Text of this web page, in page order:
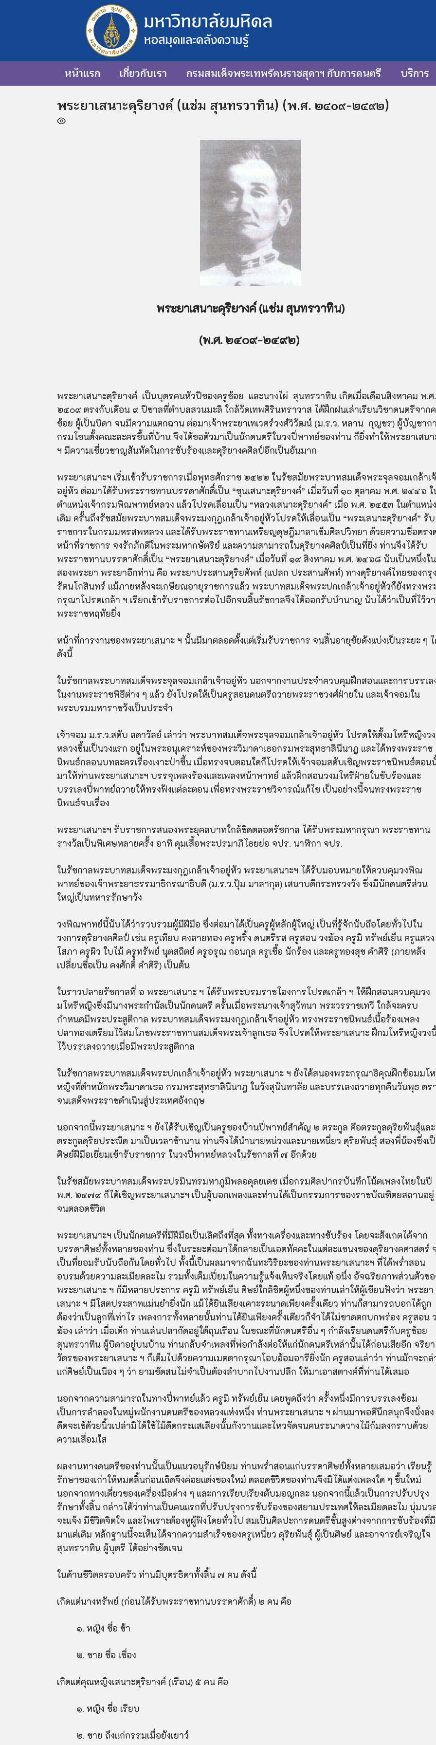
หน้าแรก เกี่ยวกับเรา กรมสมเด็จพระเทพรัตนราชสุดาฯ กับการดนตรี บริการ
พระยาเสนาะดุริยางค์ (แช่ม สุนทรวาทิน) (พ.ศ. ๒๔๐๙-๒๔๙๒)
พระยาเสนาะดุริยางค์ (แช่ม สุนทรวาทิน)
(พ.ศ. ๒๔๐๙-๒๔๙๒)
พระยาเสนาะดุริยางค์ เป็นบุตรคนหัวปีของครูช้อย และนางไผ่ สุนทรวาทิน เกิดเมื่อเดือนสิงหาคม พ.ศ.
๒๔๐๙ ตรงกับเดือน ๙ ปีขาลที่ตำบลสวนมะลิ ใกล้วัดเทพศิรินทราวาส ได้ฝึกฝนเล่าเรียนวิชาดนตรีจาก
ช้อย ผู้เป็นบิดา จนมีความแตกฉาน ต่อมาเจ้าพระยาเทเวศร์วงศ์วิวัฒน์ (ม.ร.ว. หลาน กุญชร) ผู้บัญชาก
กรมโขนตั้งคณะละครขึ้นที่บ้าน จึงได้ขอตัวมาเป็นนักดนตรีในวงปี่พาทย์ของท่าน ก็ยิ่งทำให้พระยาเสนา
ฯ มีความเชี่ยวชาญสันทัดในการขับร้องและดุริยางคศิลป์อีกเป็นอันมาก
พระยาเสนาะฯ เริ่มเข้ารับราชการเมื่อพุทธศักราช ๒๔๒๒ ในรัชสมัยพระบาทสมเด็จพระจุลจอมเกล้าเ
อยู่หัว ต่อมาได้รับพระราชทานบรรดาศักดิ์เป็น “ขุนเสนาะดุริยางค์” เมื่อวันที่ ๑๐ ตุลาคม พ.ศ. ๒๔๔๖ ใ
ตำแหน่งเจ้ากรมพิณพาทย์หลวง แล้วโปรดเลื่อนเป็น “หลวงเสนาะดุริยางค์” เมื่อ พ.ศ. ๒๔๕๓ ในตำแหน่ง
เดิม ครั้นถึงรัชสมัยพระบาทสมเด็จพระมงกุฎเกล้าเจ้าอยู่หัวโปรดให้เลื่อนเป็น “พระเสนาะดุริยางค์” รับ
ราชการในกรมมหรสพหลวง และได้รับพระราชทานเหรียญดุษฎีมาลาเข็มศิลปวิทยา ด้วยความซื่อตรง
หน้าที่ราชการ จงรักภักดีในพระมหากษัตริย์ และความสามารถในดุริยางคศิลป์เป็นที่ยิ่ง ท่านจึงได้รับ
พระราชทานบรรดาศักดิ์เป็น “พระยาเสนาะดุริยางค์” เมื่อวันที่ ๑๙ สิงหาคม พ.ศ. ๒๔๖๘ นับเป็นหนึ่งใน
สองพระยา พระยาอีกท่าน คือ พระยาประสานดุริยศัพท์ (แปลก ประสานศัพท์) ทางดุริยางค์ไทยของกรุ
รัตนโกสินทร์ แม้ภายหลังจะเกษียณอายุราชการแล้ว พระบาทสมเด็จพระปกเกล้าเจ้าอยู่หัวก็ยังทรงพร
กรุณาโปรดเกล้า ฯ เรียกเข้ารับราชการต่อไปอีกจนสิ้นรัชกาลจึงได้ออกรับบำนาญ นับได้ว่าเป็นที่ไว้ว
พระราชหฤทัยยิ่ง
หน้าที่การงานของพระยาเสนาะ ฯ นั้นมีมาตลอดตั้งแต่เริ่มรับราชการ จนสิ้นอายุขัยดังแบ่งเป็นระยะ ๆ
ดังนี้
ในรัชกาลพระบาทสมเด็จพระจุลจอมเกล้าเจ้าอยู่หัว นอกจากงานประจำควบคุมฝึกสอนและการบรรเล
ในงานพระราชพิธีต่าง ๆ แล้ว ยังโปรดให้เป็นครูสอนดนตรีถวายพระราชวงศ์ฝ่ายใน และเจ้าจอมใน
พระบรมมหาราชวังเป็นประจำ
เจ้าจอม ม.ร.ว.สดับ ลดาวัลย์ เล่าว่า พระบาทสมเด็จพระจุลจอมเกล้าเจ้าอยู่หัว โปรดให้ตั้งมโหรีหญิงวง
หลวงขึ้นเป็นวงแรก อยู่ในพระอนุเคราะห์ของพระวิมาดาเธอกรมพระสุทธาสินีนาฎ และได้ทรงพระราช
นิพนธ์กลอนบทละครเรื่องเงาะป่าขึ้น เมื่อทรงจบตอนใดก็โปรดให้เจ้าจอมสดับเชิญพระราชนิพนธ์ตอน
มาให้ท่านพระยาเสนาะฯ บรรจุเพลงร้องและเพลงหน้าพาทย์ แล้วฝึกสอนวงมโหรีฝ่ายในขับร้องและ
บรรเลงปี่พาทย์ถวายให้ทรงฟังแต่ละตอน เพื่อทรงพระราชวิจารณ์แก้ไข เป็นอย่างนี้จนทรงพระราช
นิพนธ์จบเรื่อง
พระยาเสนาะฯ รับราชการสนองพระยุคลบาทใกล้ชิดตลอดรัชกาล ได้รับพระมหากรุณา พระราชทาน
รางวัลเป็นพิเศษหลายครั้ง อาทิ ดุมเสี้อพระปรมาภิไธยย่อ จปร. นาฬิกา จปร.
ในรัชกาลพระบาทสมเด็จพระมงกุฎเกล้าเจ้าอยู่หัว พระยาเสนาะฯ ได้รับมอบหมายให้ควบคุมวงพิณ
พาทย์ของเจ้าพระยาธรรมาธิกรณาธิบดี (ม.ร.ว.ปุ้ม มาลากุล) เสนาบดีกระทรวงวัง ซึ่งมีนักดนตรีส่วน
ใหญ่เป็นทหารรักษาวัง
วงพิณพาทย์นี้นับได้ว่ารวบรวมผู้มีฝีมือ ซึ่งต่อมาได้เป็นครูผู้หลักผู้ใหญ่ เป็นที่รู้จักนับถือโดยทั่วไปใน
วงการดุริยางคศิลป์ เช่น ครูเทียบ คงลายทอง ครูพริ้ง ดนตรีรส ครูสอน วงฆ้อง ครูมิ ทรัพย์เย็น ครูแสวง
โสภา ครูผิว ใบไม้ ครูทรัพย์ นุตสถิตย์ ครูอรุณ กอนกุล ครูเชื้อ นักร้อง และครูทองสุข คำศิริ (ภายหลัง
เปลี่ยนชื่อเป็น คงศักดิ์ คำศิริ) เป็นต้น
ในราวปลายรัชกาลที่ ๖ พระยาเสนาะ ฯ ได้รับพระบรมราชโองการโปรดเกล้า ฯ ให้ฝึกสอนควบคุมวง
มโหรีหญิงซึ่งมีนางพระกำนัลเป็นนักดนตรี ครั้นเมื่อพระนางเจ้าสุวัทนา พระวรราชเทวี ใกล้จะครบ
กำหนดมีพระประสูติกาล พระบาทสมเด็จพระมงกุฎเกล้าเจ้าอยู่หัว ทรงพระราชนิพนธ์เนื้อร้องเพลง
ปลาทองเตรียมไว้สมโภชพระราชทานสมเด็จพระเจ้าลูกเธอ จึงโปรดให้พระยาเสนาะ ฝึกมโหรีหญิงวง
ไว้บรรเลงถวายเมื่อมีพระประสูติกาล
ในรัชกาลพระบาทสมเด็จพระปกเกล้าเจ้าอยู่หัว พระยาเสนาะ ฯ ยังได้สนองพระกรุณาธิคุณฝึกซ้อมมโ
หญิงที่ตำหนักพระวิมาดาเธอ กรมพระสุทธาสินีนาฎ ในวังสุนันทาลัย และบรรเลงถวายทุกคืนวันพุธ ตร
จนเสด็จพระราชดำเนินสู่ประเทศอังกฤษ
นอกจากนี้พระยาเสนาะ ฯ ยังได้รับเชิญเป็นครูของบ้านปี่พาทย์สำคัญ ๒ ตระกูล คือตระกูลดุริยพันธุ์และ
ตระกูลดุริยประณีต มาเป็นเวลาช้านาน ท่านจึงได้นำนายหน่วงและนายเหนี่ยว ดุริยพันธุ์ สองพี่น้องซึ่งเ
ศิษย์ฝีมือเยี่ยมเข้ารับราชการ ในวงปี่พาทย์หลวงในรัชกาลที่ ๗ อีกด้วย
ในรัชสมัยพระบาทสมเด็จพระปรมินทรมหาภูมิพลอดุลยเดช เมื่อกรมศิลปากรบันทึกโน้ตเพลงไทยในปี
พ.ศ. ๒๔๗๙ ก็ได้เชิญพระยาเสนาะฯ เป็นผู้บอกเพลงและท่านได้เป็นกรรมการของราชบัณฑิตยสถานอยู่
จนตลอดชีวิต
พระยาเสนาะฯ เป็นนักดนตรีที่มีฝีมือเป็นเลิศถึงที่สุด ทั้งทางเครื่องและทางขับร้อง โดยจะสังเกตได้จาก
บรรดาศิษย์ทั้งหลายของท่าน ซึ่งในระยะต่อมาได้กลายเป็นเอตทัคคะในแต่ละแขนงของดุริยางคศาสตร์
เป็นที่ยอมรับนับถือกันโดยทั่วไป ทั้งนี้เป็นผลมาจากฉันทะวิริยะของท่านพระยาเสนาะฯ ที่ได้พร่ำสอน
อบรมด้วยความละเมียดละไม รวมทั้งเต็มเปี่ยมในความรู้แจ้งเห็นจริงโดยแท้ อนึ่ง อัจฉริยภาพส่วนตัวข
พระยาเสนาะ ฯ ก็มีหลายประการ ครูมิ ทรัพย์เย็น ศิษย์ใกล้ชิดผู้หนึ่งของท่านเล่าให้ผู้เขียนฟังว่า พระยา
เสนาะ ฯ มีโสตประสาทแม่นยำยิ่งนัก แม้ได้ยินเสียงเคาะระนาดเพียงครั้งเดียว ท่านก็สามารถบอกได้ถูก
ต้องว่าเป็นลูกที่เท่าไร เพลงการทั้งหลายนั้นท่านได้ยินเพียงครั้งเดียวก็จำได้ไม่ขาดตกบกพร่อง ครูสอน
ฆ้อง เล่าว่า เมื่อเด็ก ท่านเล่นปลากัดอยู่ใต้ถุนเรือน ในขณะที่นักดนตรีอื่น ๆ กำลังเรียนดนตรีกับครูช้อย
สุนทรวาทิน ผู้บิดาอยู่บนบ้าน ท่านกลับจำเพลงที่พ่อกำลังต่อให้แก่นักดนตรีเหล่านั้นได้ก่อนเสียอีก จริยา
วัตรของพระยาเสนาะ ฯ ก็เต็มไปด้วยความเมตตากรุณาโอบอ้อมอารียิ่งนัก ครูสอนเล่าว่า ท่านมักจะกล่
แก่ศิษย์เป็นเนือง ๆ ว่า ยามขัดสนไม่จำเป็นต้องลำบากไปงานปลีก ให้มาเอาสตางค์ที่ท่านได้เสมอ
นอกจากความสามารถในทางปี่พาทย์แล้ว ครูมิ ทรัพย์เย็น เคยพูดถึงว่า ครั้งหนึ่งมีการบรรเลงซ้อม
เป็นการลำลองในหมู่พนักงานดนตรีของหลวงแห่งหนึ่ง ท่านพระยาเสนาะ ฯ ผ่านมาพอดีนึกสนุกจึงนั่งลง
ดีดจะเข้ด้วยนิ้วเปล่ามิได้ใช้ไม้ดีดกระแสเสียงนั้นกังวานและไหวจัดจนคนระนาดวางไม้ก้มลงกราบด้วย
ความเสื่อมใส
ผลงานทางดนตรีของท่านนั้นเป็นแนวอนุรักษ์นิยม ท่านพร่ำสอนแก่บรรดาศิษย์ทั้งหลายเสมอว่า เรียนรู้
รักษาของเก่าให้หมดสิ้นก่อนเถิดจึงค่อยแต่งของใหม่ ตลอดชีวิตของท่านจึงมิได้แต่งเพลงใด ๆ ขึ้นใหม่
นอกจากทางเดี่ยวของเครื่องมือต่าง ๆ และการเรียบเรียงตับมอญกละ นอกจากนี้แล้วเป็นการปรับปรุง
รักษาทั้งสิ้น กล่าวได้ว่าท่านเป็นคนแรกที่ปรับปรุงการขับร้องของสยามประเทศให้ละเมียดละไม นุ่มนว
จะแจ้ง มีชีวิตจิตใจ และไพเราะต้องหูผู้ฟังโดยทั่วไป สมเป็นศิลปะการดนตรีชั้นสูงต่างจากการขับร้องที่มี
มาแต่เดิม หลักฐานนี้จะเห็นได้จากความสำเร็จของครูเหนี่ยว ดุริยพันธุ์ ผู้เป็นศิษย์ และอาจารย์เจริญใจ
สุนทรวาทิน ผู้บุตรี ได้อย่างชัดเจน
ในด้านชีวิตครอบครัว ท่านมีบุตรธิดาทั้งสิ้น ๗ คน ดังนี้
เกิดแต่นางทรัพย์ (ก่อนได้รับพระราชทานบรรดาศักดิ์) ๒ คน คือ
๑. หญิง ชื่อ ช้า
๒. ชาย ชื่อ เชื่อง
เกิดแต่คุณหญิงเสนาะดุริยางค์ (เรือน) ๕ คน คือ
๑. หญิง ชื่อ เรียบ
๒. ชาย ถึงแก่กรรมเมื่อยังเยาว์